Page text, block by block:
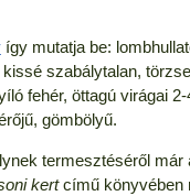
így mutatja be:
szabálytalan,
fehér, öttagú virágai
gömbölyű.
termesztéséről
kertcímű könyvében